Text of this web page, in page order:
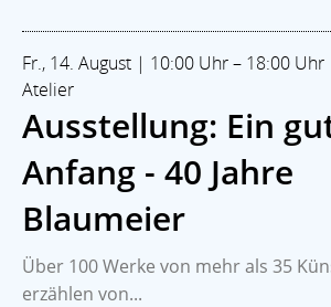
Fr., 14. August | 10:00 Uhr – 18:00
Atelier
Ausstellung: Ein
Anfang - 40 Jahre
Blaumeier
Über 100 Werke von mehr als 35
erzählen von...